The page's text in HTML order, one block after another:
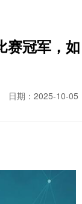
赛冠军，如
日期：2025-10-05